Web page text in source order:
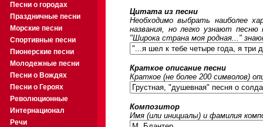
Песни о городах
Праздничные песни
Морские песни
Спортивные песни
Пионерские песни
Молодежные песни
Песни о Вождях
Песни о Героях
Революционные
Интернационал
Речи
Цитата из песни
Необходимо выбрать наиболее
названия, но легко узнают
"Широка страна моя родная..."
Краткое описание песни
Краткое (не более 200 символов)
Композитор
Имя (или инициалы) и фамилия